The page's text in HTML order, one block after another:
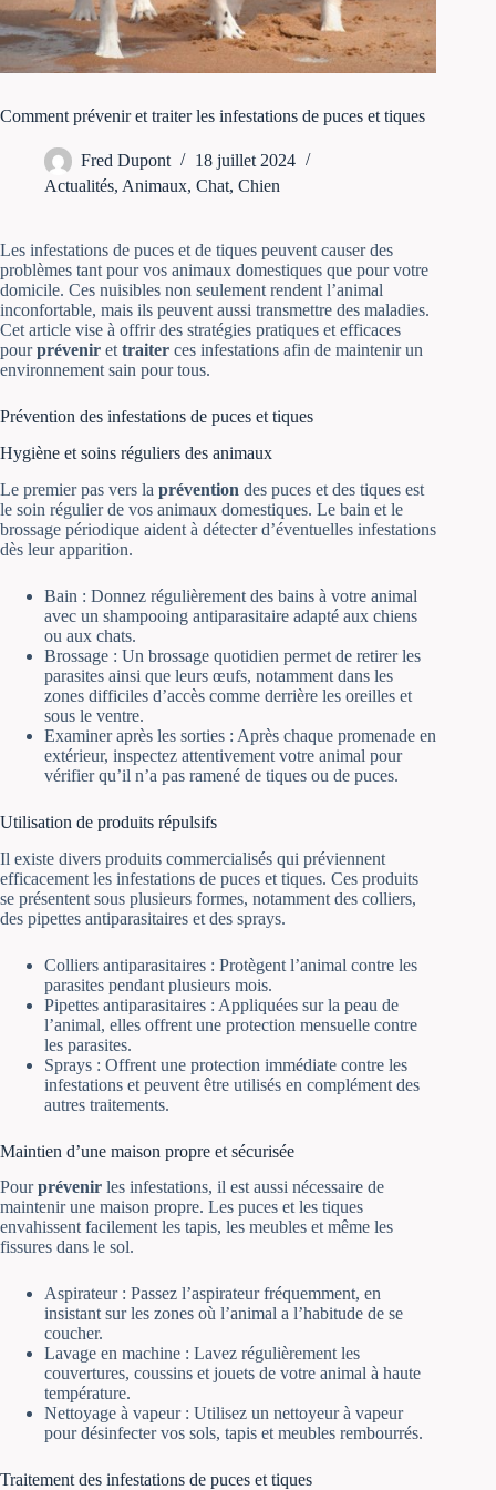
Comment prévenir et traiter les infestations de puces et tiques
Fred Dupont
18 juillet 2024
Actualités, Animaux, Chat, Chien
Les infestations de puces et de tiques peuvent causer des
problèmes tant pour vos animaux domestiques que pour votre
domicile. Ces nuisibles non seulement rendent l’animal
inconfortable, mais ils peuvent aussi transmettre des maladies.
Cet article vise à offrir des stratégies pratiques et efficaces
pourprévenir et traiter ces infestations afin de maintenir un
environnement sain pour tous.
Prévention des infestations de puces et tiques
Hygiène et soins réguliers des animaux
Le premier pas vers la prévention des puces et des tiques est
le soin régulier de vos animaux domestiques. Le bain et le
brossage périodique aident à détecter d’éventuelles infestations
dès leur apparition.
Bain : Donnez régulièrement des bains à votre animal
avec un shampooing antiparasitaire adapté aux chiens
ou aux chats.
Brossage : Un brossage quotidien permet de retirer les
parasites ainsi que leurs œufs, notamment dans les
zones difficiles d’accès comme derrière les oreilles et
sous le ventre.
Examiner après les sorties : Après chaque promenade en
extérieur, inspectez attentivement votre animal pour
vérifier qu’il n’a pas ramené de tiques ou de puces.
Utilisation de produits répulsifs
Il existe divers produits commercialisés qui préviennent
efficacement les infestations de puces et tiques. Ces produits
se présentent sous plusieurs formes, notamment des colliers,
des pipettes antiparasitaires et des sprays.
Colliers antiparasitaires : Protègent l’animal contre les
parasites pendant plusieurs mois.
Pipettes antiparasitaires : Appliquées sur la peau de
l’animal, elles offrent une protection mensuelle contre
les parasites.
Sprays : Offrent une protection immédiate contre les
infestations et peuvent être utilisés en complément des
autres traitements.
Maintien d’une maison propre et sécurisée
Pourprévenir les infestations, il est aussi nécessaire de
maintenir une maison propre. Les puces et les tiques
envahissent facilement les tapis, les meubles et même les
fissures dans le sol.
Aspirateur : Passez l’aspirateur fréquemment, en
insistant sur les zones où l’animal a l’habitude de se
coucher.
Lavage en machine : Lavez régulièrement les
couvertures, coussins et jouets de votre animal à haute
température.
Nettoyage à vapeur : Utilisez un nettoyeur à vapeur
pour désinfecter vos sols, tapis et meubles rembourrés.
Traitement des infestations de puces et tiques